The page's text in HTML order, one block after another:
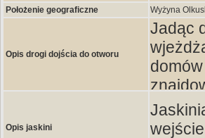
Położenie geograficzne
Wyżyna
Opis drogi dojścia do otworu
Jadąc
do
Opis jaskini